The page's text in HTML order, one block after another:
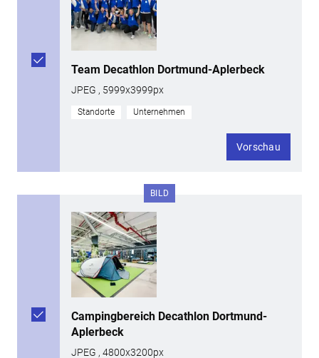
Team Decathlon Dortmund-Aplerbeck
JPEG , 5999x3999px
Standorte Unternehmen
Vorschau
BILD
Campingbereich Decathlon Dortmund-
Aplerbeck
JPEG , 4800x3200px